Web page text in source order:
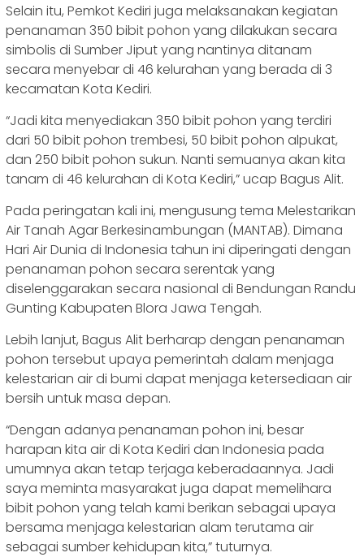
Selain itu, Pemkot Kediri juga melaksanakan kegiatan
penanaman 350 bibit pohon yang dilakukan secara
simbolis di Sumber Jiput yang nantinya ditanam
secara menyebar di 46 kelurahan yang berada di 3
kecamatan Kota Kediri.
“Jadi kita menyediakan 350 bibit pohon yang terdiri
dari 50 bibit pohon trembesi, 50 bibit pohon alpukat,
dan 250 bibit pohon sukun. Nanti semuanya akan kita
tanam di 46 kelurahan di Kota Kediri,” ucap Bagus Alit.
Pada peringatan kali ini, mengusung tema Melestarikan
Air Tanah Agar Berkesinambungan (MANTAB). Dimana
Hari Air Dunia di Indonesia tahun ini diperingati dengan
penanaman pohon secara serentak yang
diselenggarakan secara nasional di Bendungan Randu
Gunting Kabupaten Blora Jawa Tengah.
Lebih lanjut, Bagus Alit berharap dengan penanaman
pohon tersebut upaya pemerintah dalam menjaga
kelestarian air di bumi dapat menjaga ketersediaan air
bersih untuk masa depan.
“Dengan adanya penanaman pohon ini, besar
harapan kita air di Kota Kediri dan Indonesia pada
umumnya akan tetap terjaga keberadaannya. Jadi
saya meminta masyarakat juga dapat memelihara
bibit pohon yang telah kami berikan sebagai upaya
bersama menjaga kelestarian alam terutama air
sebagai sumber kehidupan kita,” tuturnya.